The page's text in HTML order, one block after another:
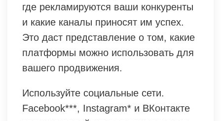
где рекламируются ваши конкуренты
и какие каналы приносят им успех.
Это даст представление о том, какие
платформы можно использовать для
вашего продвижения.
Используйте социальные сети.
Facebook***, Instagram* и ВКонтакте